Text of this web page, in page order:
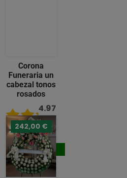
Corona
Funeraria un
cabezal tonos
rosados
4.97
/ 5
236,00 €
Comprar
242,00 €